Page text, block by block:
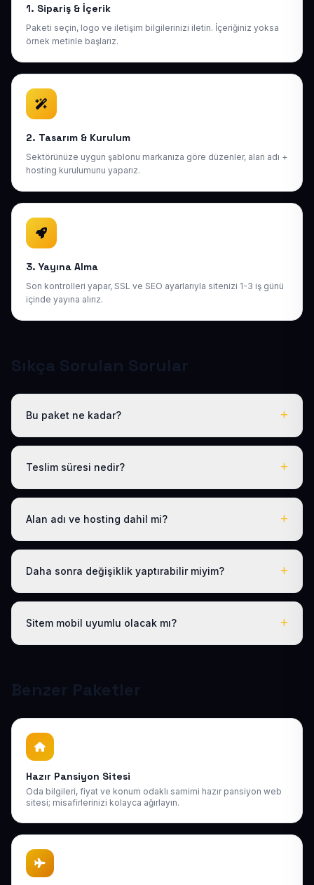
1. Sipariş & İçerik
Paketi seçin, logo ve iletişim bilgilerinizi iletin. İçeriğiniz yoksa
örnek metinle başlarız.
2. Tasarım & Kurulum
Sektörünüze uygun şablonu markanıza göre düzenler, alan adı +
hosting kurulumunu yaparız.
3. Yayına Alma
Son kontrolleri yapar, SSL ve SEO ayarlarıyla sitenizi 1-3 iş günü
içinde yayına alırız.
Sıkça Sorulan Sorular
Bu paket ne kadar?
Tüm sektörel paketlerimiz gibi Hazır Otel Sitesi de yıllık
adı, hosting, SSL ve temel SEO dahildir; gizli ücret yoktur.
Teslim süresi nedir?
Logo, iletişim ve tanıtım metinlerinizi ilettikten sonra
Alan adı ve hosting dahil mi?
Evet. Yıllık paket ücretine ücretsiz .com.tr alan adı ve
Daha sonra değişiklik yaptırabilir miyim?
Evet. Teslimden sonra ilk 30 gün ücretsiz revizyon
destek sağlıyoruz. Sonraki yıllarda da uygun bakım
paketlerimiz mevcuttur.
Sitem mobil uyumlu olacak mı?
Google mobil sıralamasına uygundur.
Benzer Paketler
Hazır Pansiyon Sitesi
Oda bilgileri, fiyat ve konum odaklı samimi hazır pansiyon web
sitesi; misafirlerinizi kolayca ağırlayın.